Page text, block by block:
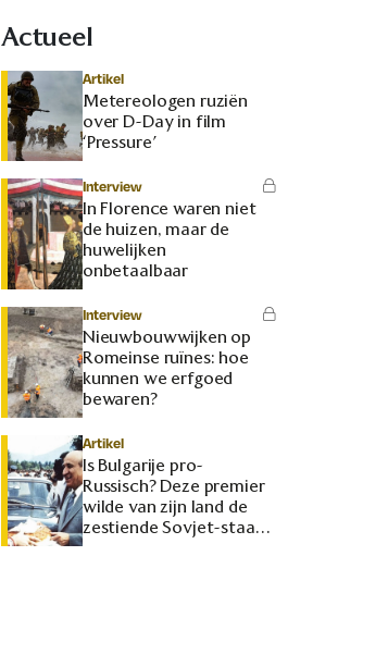
Actueel
Artikel
Metereologen ruziën
over D-Day in film
‘Pressure’
Interview
In Florence waren niet
de huizen, maar de
huwelijken
onbetaalbaar
Interview
Nieuwbouwwijken op
Romeinse ruïnes: hoe
kunnen we erfgoed
bewaren?
Artikel
Is Bulgarije pro-
Russisch? Deze premier
wilde van zijn land de
zestiende Sovjet-staat
maken